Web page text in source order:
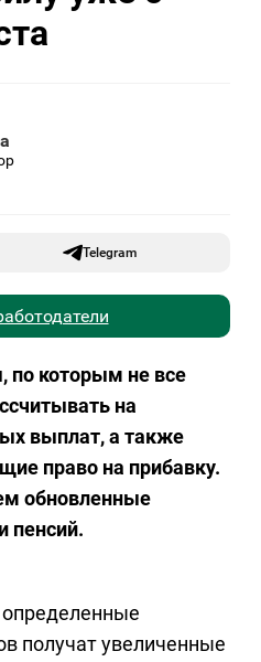
Telegram
по которым не все
на
выплат, а также
право на прибавку.
обновленные
пенсий.
определенные
получат увеличенные